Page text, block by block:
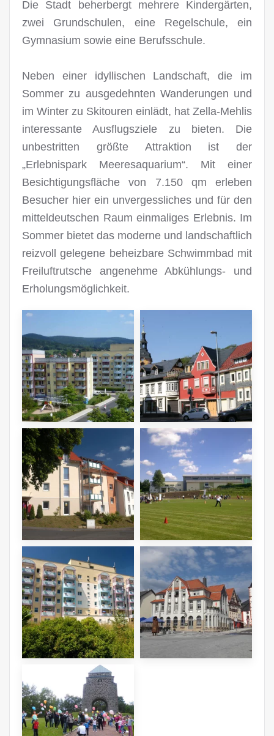
Die Stadt beherbergt mehrere Kindergärten,
zwei Grundschulen, eine Regelschule, ein
Gymnasium sowie eine Berufsschule.
Neben einer idyllischen Landschaft, die im
Sommer zu ausgedehnten Wanderungen und
im Winter zu Skitouren einlädt, hat Zella-Mehlis
interessante Ausflugsziele zu bieten. Die
unbestritten größte Attraktion ist der
„Erlebnispark Meeresaquarium“. Mit einer
Besichtigungsfläche von 7.150 qm erleben
Besucher hier ein unvergessliches und für den
mitteldeutschen Raum einmaliges Erlebnis. Im
Sommer bietet das moderne und landschaftlich
reizvoll gelegene beheizbare Schwimmbad mit
Freiluftrutsche angenehme Abkühlungs- und
Erholungsmöglichkeit.